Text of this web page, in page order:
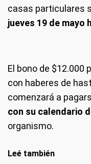
casas particulares
jueves 19 de mayo
El bono de $12.000
con haberes de
comenzará a
con su calendario
organismo.
Leé también